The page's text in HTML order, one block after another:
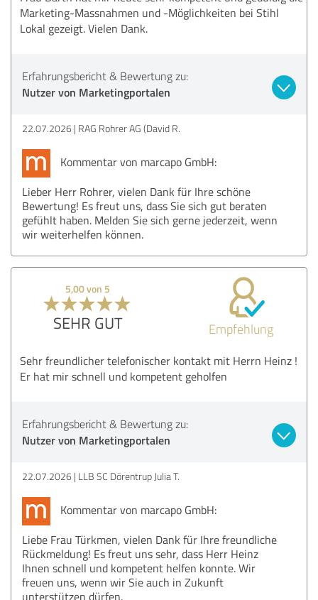
Marketing-Massnahmen und -Möglichkeiten bei Stihl
Lokal gezeigt. Vielen Dank.
Erfahrungsbericht & Bewertung zu:
Nutzer von Marketingportalen
22.07.2026 RAG Rohrer AG (David R.
Kommentar von marcapo GmbH:
Lieber Herr Rohrer, vielen Dank für Ihre schöne
Bewertung! Es freut uns, dass Sie sich gut beraten
gefühlt haben. Melden Sie sich gerne jederzeit, wenn
wir weiterhelfen können.
5,00 von 5
SEHR GUT Empfehlung
Sehr freundlicher telefonischer kontakt mit Herrn Heinz !
Er hat mir schnell und kompetent geholfen
Erfahrungsbericht & Bewertung zu:
Nutzer von Marketingportalen
22.07.2026 LLB SC Dörentrup Julia T.
Kommentar von marcapo GmbH:
Liebe Frau Türkmen, vielen Dank für Ihre freundliche
Rückmeldung! Es freut uns sehr, dass Herr Heinz
Ihnen schnell und kompetent helfen konnte. Wir
freuen uns, wenn wir Sie auch in Zukunft
unterstützen dürfen.